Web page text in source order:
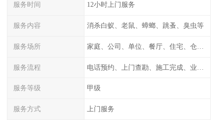
服务时间 12小时上门服务
服务内容 消杀白蚁、老鼠、蟑螂、跳蚤、臭虫等
服务场所
服务流程
服务等级 甲级
服务方式 上门服务